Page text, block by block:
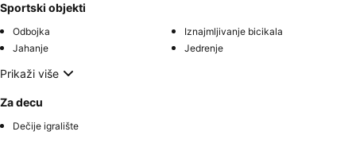
Sportski objekti
Odbojka
Iznajmljivanje bicikala
Jahanje
Jedrenje
Prikaži više
Za decu
Dečije igralište